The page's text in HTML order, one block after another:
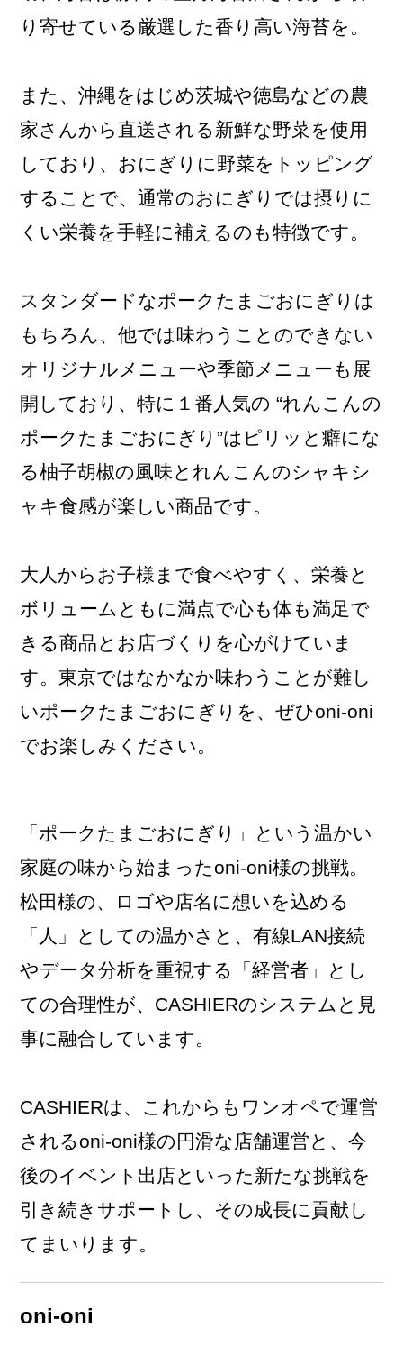
り寄せている厳選した香り高い海苔を。
また、沖縄をはじめ茨城や徳島などの農
家さんから直送される新鮮な野菜を使用
しており、おにぎりに野菜をトッピング
することで、通常のおにぎりでは摂りに
くい栄養を手軽に補えるのも特徴です。
スタンダードなポークたまごおにぎりは
もちろん、他では味わうことのできない
オリジナルメニューや季節メニューも展
開しており、特に１番人気の “れんこんの
ポークたまごおにぎり”はピリッと癖にな
る柚子胡椒の風味とれんこんのシャキシ
ャキ食感が楽しい商品です。
大人からお子様まで食べやすく、栄養と
ボリュームともに満点で心も体も満足で
きる商品とお店づくりを心がけていま
す。東京ではなかなか味わうことが難し
いポークたまごおにぎりを、ぜひoni-oni
でお楽しみください。
「ポークたまごおにぎり」という温かい
家庭の味から始まったoni-oni様の挑戦。
松田様の、ロゴや店名に想いを込める
「人」としての温かさと、有線LAN接続
やデータ分析を重視する「経営者」とし
ての合理性が、CASHIERのシステムと見
事に融合しています。
CASHIERは、これからもワンオペで運営
されるoni-oni様の円滑な店舗運営と、今
後のイベント出店といった新たな挑戦を
引き続きサポートし、その成長に貢献し
てまいります。
oni-oni